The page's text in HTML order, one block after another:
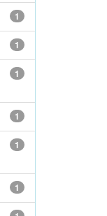
1
1
1
1
1
1